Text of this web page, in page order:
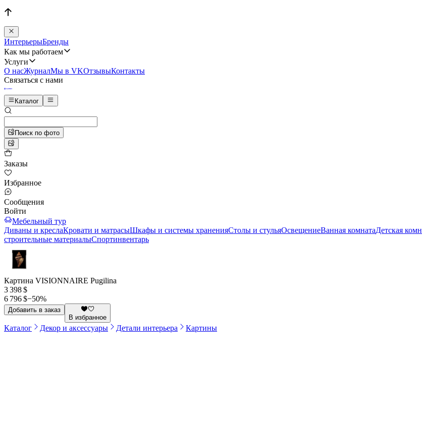
ИнтерьерыБренды
Как мы работаем
Услуги
О насЖурналМы в VKОтзывыКонтакты
Связаться с нами
Каталог
Поиск по фото
Заказы
Избранное
Сообщения
Войти
Мебельный тур
Диваны и креслаКровати и матрасыШкафы и системы храненияСтолы и стульяОсвещениеВанная комнатаДетская
строительные материалыСпортинвентарь
Картина VISIONNAIRE Pugilina
3 398 $
6 796 $−50%
Добавить в заказ
В избранное
Каталог Декор и аксессуары Детали интерьера Картины